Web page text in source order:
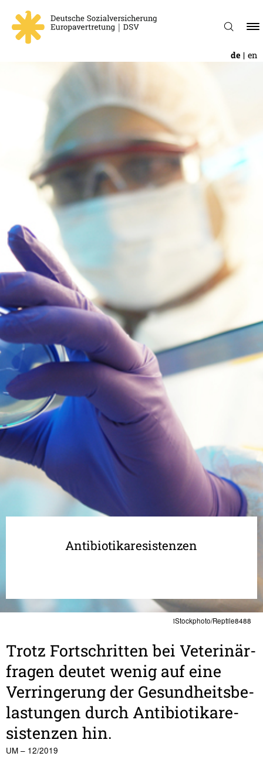
de en
iStockphoto/Reptile8488
Antibiotikaresistenzen
Trotz Fort­schritten bei Vete­ri­när­
fragen deutet wenig auf eine
Verrin­ge­rung der Gesund­heits­be­
las­tungen durch Anti­bio­tika­re­
sis­tenzen hin.
UM – 12/2019